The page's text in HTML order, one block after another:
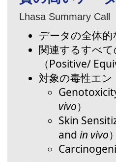
Lhasa Summary Call
データの全体
関連するすべ
（Positive/
対象の毒性エン
vivo）
Skin
and in vivo）